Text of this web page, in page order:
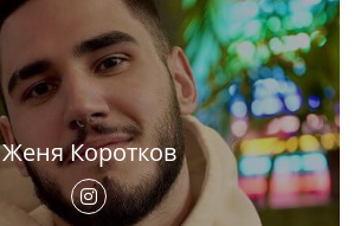
Женя Коротков